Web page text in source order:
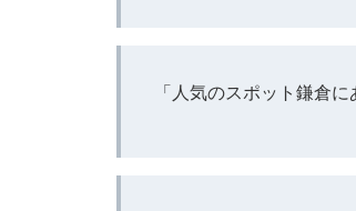
「人気のスポット鎌倉